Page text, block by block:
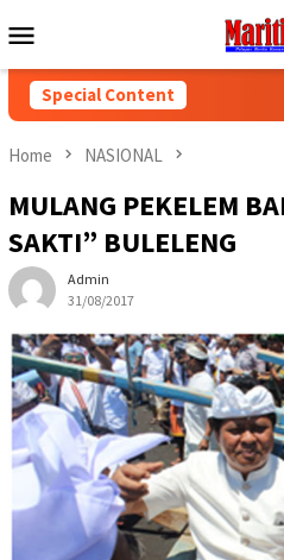
to
Menu
Special Content
Home NASIONAL
MULANG PEKELEM
SAKTI” BULELENG
Admin
31/08/2017